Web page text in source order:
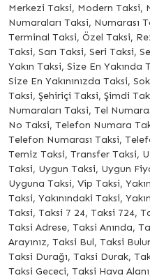
Merkezi Taksi, Modern Taksi,
Numaraları Taksi, Numarası
Terminal Taksi, Özel Taksi,
Taksi, Sarı Taksi, Seri Taksi,
Yakın Taksi, Size En Yakında
Size En Yakınınızda Taksi,
Taksi, Şehiriçi Taksi, Şimdi
Numaraları Taksi, Tel
No Taksi, Telefon Numara
Telefon Numarası Taksi,
Temiz Taksi, Transfer Taksi,
Taksi, Uygun Taksi, Uygun
Uyguna Taksi, Vip Taksi,
Taksi, Yakınındaki Taksi,
Taksi, Taksi 7 24, Taksi 724,
Taksi Adrese, Taksi Anında,
Arayınız, Taksi Bul, Taksi
Taksi Durağı, Taksi Durak,
Taksi Gececi, Taksi Hava